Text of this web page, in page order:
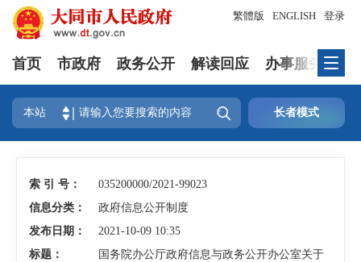
登录
繁體版 ENGLISH
首页 市政府 政务公开 解读回应 办事服务
本站  长者模式
索 引 号：
035200000/2021-99023
信息分类：
政府信息公开制度
发布日期：
2021-10-09 10:35
标题：
国务院办公厅政府信息与政务公开办公室关于